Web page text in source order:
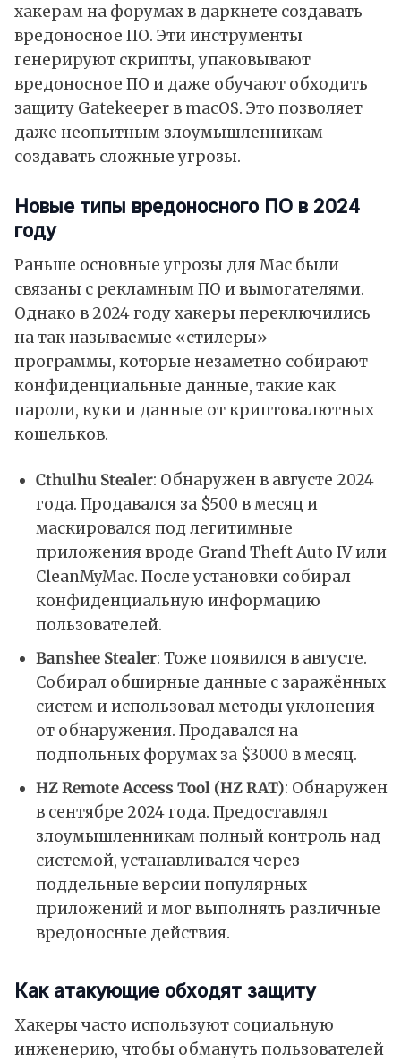
хакерам на форумах в даркнете создавать
вредоносное ПО. Эти инструменты
генерируют скрипты, упаковывают
вредоносное ПО и даже обучают обходить
защиту Gatekeeper в macOS. Это позволяет
даже неопытным злоумышленникам
создавать сложные угрозы.
Новые типы вредоносного ПО в 2024
году
Раньше основные угрозы для Mac были
связаны с рекламным ПО и вымогателями.
Однако в 2024 году хакеры переключились
на так называемые «стилеры» —
программы, которые незаметно собирают
конфиденциальные данные, такие как
пароли, куки и данные от криптовалютных
кошельков.
Cthulhu Stealer: Обнаружен в августе 2024
года. Продавался за $500 в месяц и
маскировался под легитимные
приложения вроде Grand Theft Auto IV или
CleanMyMac. После установки собирал
конфиденциальную информацию
пользователей.
Banshee Stealer: Тоже появился в августе.
Собирал обширные данные с заражённых
систем и использовал методы уклонения
от обнаружения. Продавался на
подпольных форумах за $3000 в месяц.
HZ Remote Access Tool (HZ RAT): Обнаружен
в сентябре 2024 года. Предоставлял
злоумышленникам полный контроль над
системой, устанавливался через
поддельные версии популярных
приложений и мог выполнять различные
вредоносные действия.
Как атакующие обходят защиту
Хакеры часто используют социальную
инженерию, чтобы обмануть пользователей